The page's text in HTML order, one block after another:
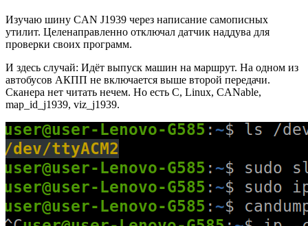
Изучаю шину CAN J1939 через написание самописных
утилит. Целенаправленно отключал датчик наддува для
проверки своих программ.
И здесь случай: Идёт выпуск машин на маршрут. На одном из
автобусов АКПП не включается выше второй передачи.
Сканера нет читать нечем. Но есть C, Linux, CANable,
map_id_j1939, viz_j1939.